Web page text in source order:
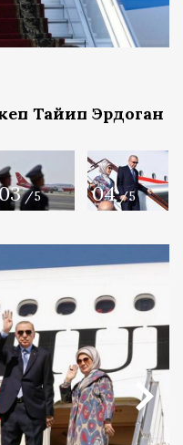
Тайип Эрдоган
/5 04 /5